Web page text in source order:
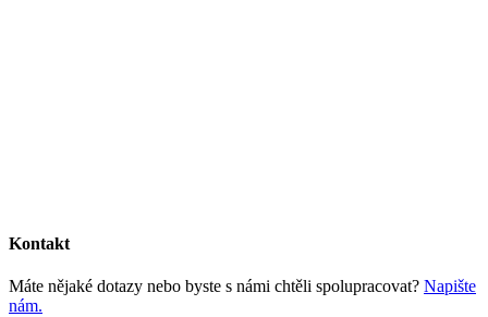
Kontakt
Máte nějaké dotazy nebo byste s námi chtěli spolupracovat? Napište
nám.